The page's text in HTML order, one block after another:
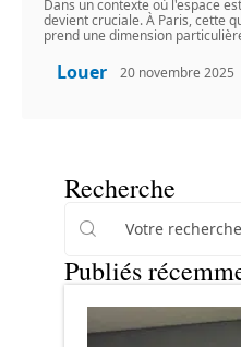
Dans un contexte où l'espace
devient cruciale. À Paris, cette
prend une dimension
Louer 20 novembre 2025
Recherche
Publiés